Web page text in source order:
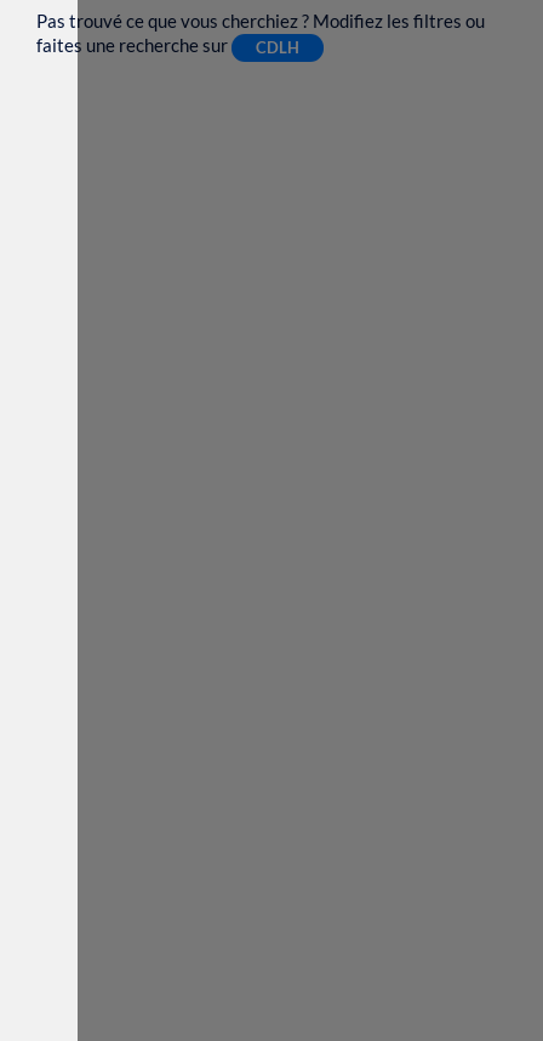
Pas trouvé ce que vous cherchiez ? Modifiez les filtres ou
faites une recherche sur
CDLH